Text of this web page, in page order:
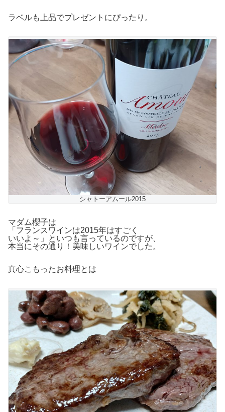
ラベルも上品でプレゼントにぴったり。
シャトーアムール2015
マダム櫻子は
「フランスワインは2015年はすごく
いいよ～」といつも言っているのですが、
本当にその通り！美味しいワインでした。
真心こもったお料理とは